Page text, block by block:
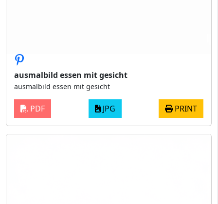
ausmalbild essen mit gesicht
ausmalbild essen mit gesicht
PDF JPG PRINT